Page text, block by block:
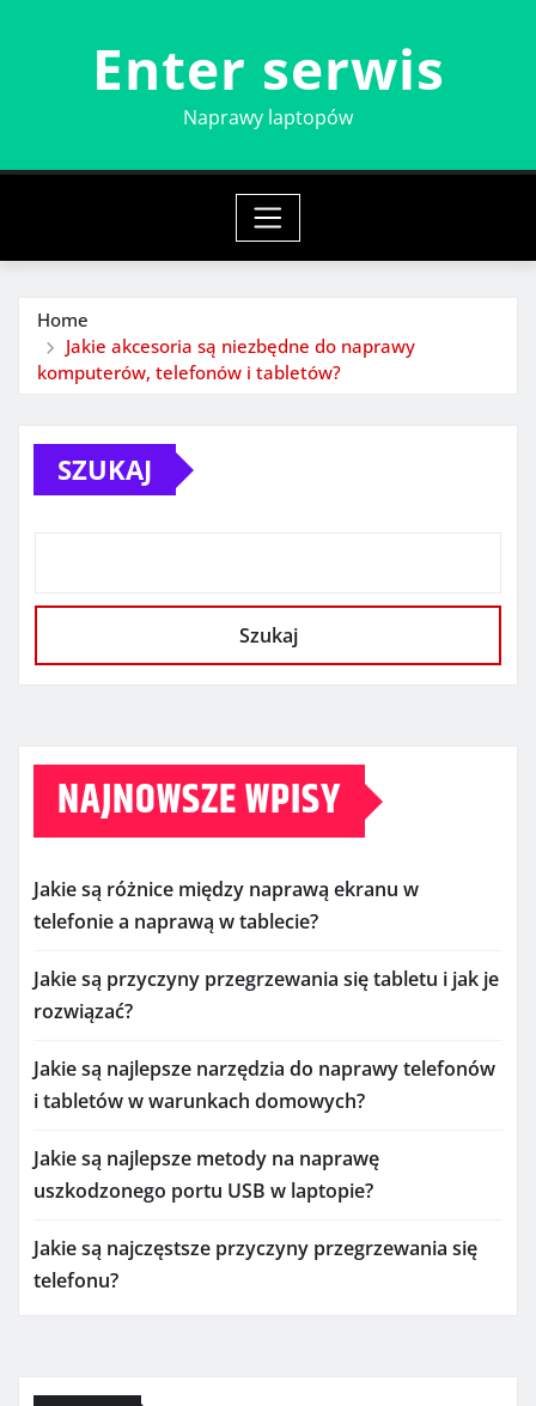
Enter serwis
Naprawy laptopów
Home
Jakie akcesoria są niezbędne do naprawy
komputerów, telefonów i tabletów?
SZUKAJ
Szukaj
NAJNOWSZE WPISY
Jakie są różnice między naprawą ekranu w
telefonie a naprawą w tablecie?
Jakie są przyczyny przegrzewania się tabletu i jak je
rozwiązać?
Jakie są najlepsze narzędzia do naprawy telefonów
i tabletów w warunkach domowych?
Jakie są najlepsze metody na naprawę
uszkodzonego portu USB w laptopie?
Jakie są najczęstsze przyczyny przegrzewania się
telefonu?